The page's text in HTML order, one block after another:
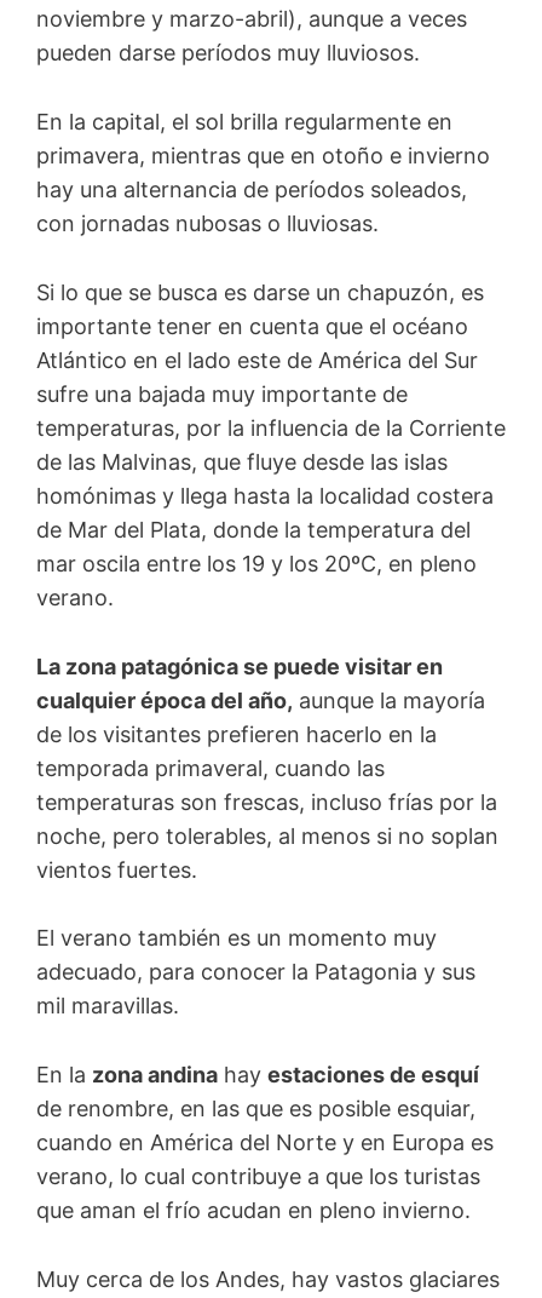
noviembre y marzo-abril), aunque a veces
pueden darse períodos muy lluviosos.
En la capital, el sol brilla regularmente en
primavera, mientras que en otoño e invierno
hay una alternancia de períodos soleados,
con jornadas nubosas o lluviosas.
Si lo que se busca es darse un chapuzón, es
importante tener en cuenta que el océano
Atlántico en el lado este de América del Sur
sufre una bajada muy importante de
temperaturas, por la influencia de la Corriente
de las Malvinas, que fluye desde las islas
homónimas y llega hasta la localidad costera
de Mar del Plata, donde la temperatura del
mar oscila entre los 19 y los 20ºC, en pleno
verano.
La zona patagónica se puede visitar en
cualquier época del año, aunque la mayoría
de los visitantes prefieren hacerlo en la
temporada primaveral, cuando las
temperaturas son frescas, incluso frías por la
noche, pero tolerables, al menos si no soplan
vientos fuertes.
El verano también es un momento muy
adecuado, para conocer la Patagonia y sus
mil maravillas.
En la zona andina hay estaciones de esquí
de renombre, en las que es posible esquiar,
cuando en América del Norte y en Europa es
verano, lo cual contribuye a que los turistas
que aman el frío acudan en pleno invierno.
Muy cerca de los Andes, hay vastos glaciares